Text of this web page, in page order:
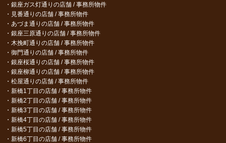
銀座ガス灯通りの店舗 / 事務所物件
見番通りの店舗 / 事務所物件
あづま通りの店舗 / 事務所物件
銀座三原通りの店舗 / 事務所物件
木挽町通りの店舗 / 事務所物件
御門通りの店舗 / 事務所物件
銀座桜通りの店舗 / 事務所物件
銀座柳通りの店舗 / 事務所物件
松屋通りの店舗 / 事務所物件
新橋1丁目の店舗 / 事務所物件
新橋2丁目の店舗 / 事務所物件
新橋3丁目の店舗 / 事務所物件
新橋4丁目の店舗 / 事務所物件
新橋5丁目の店舗 / 事務所物件
新橋6丁目の店舗 / 事務所物件